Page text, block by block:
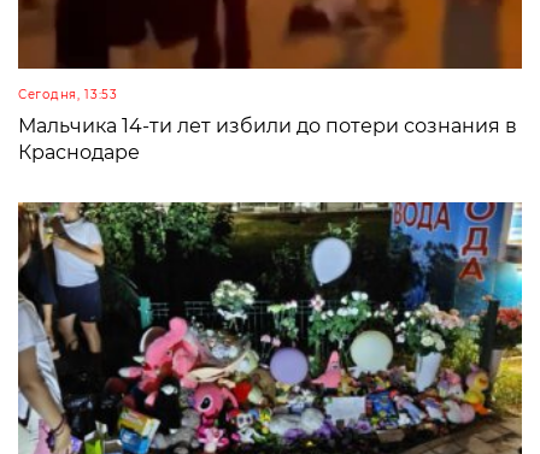
Сегодня, 13:53
Мальчика 14-ти лет избили до потери сознания в
Краснодаре